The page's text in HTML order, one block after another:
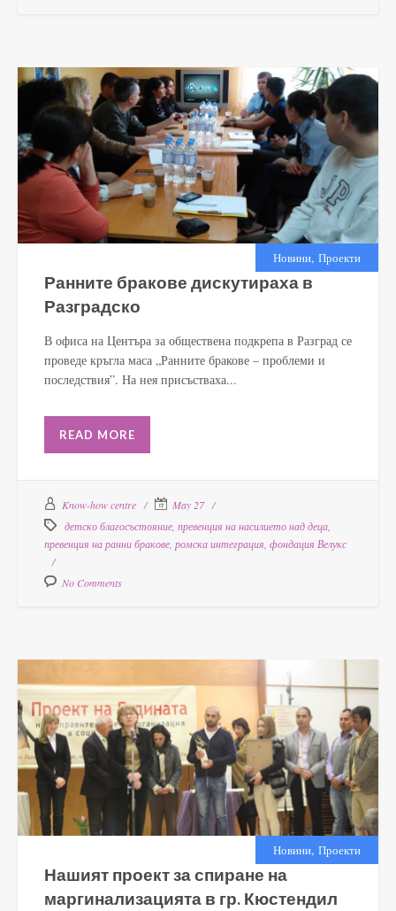
Новини, Проекти
Ранните бракове дискутираха в
Разградско
В офиса на Центъра за обществена подкрепа в Разград се
проведе кръгла маса „Ранните бракове – проблеми и
последствия”. На нея присъстваха...
READ MORE
Know-how centre
May 27
детско благосъстояние превенция на насилието над деца
превенция на ранни бракове ромска интеграция фондация Велукс
No Comments
Новини, Проекти
Нашият проект за спиране на
маргинализацията в гр. Кюстендил